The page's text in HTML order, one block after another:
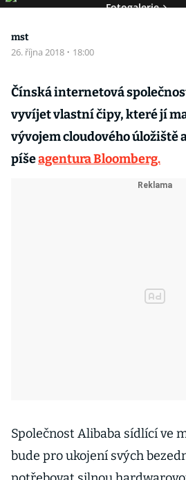
Fotogalerie
mst
26. října 2018 · 18:00
Čínská internetová
vyvíjet vlastní čipy, které jí
vývojem cloudového úložiště
píšeagentura Bloomberg.
Společnost Alibaba sídlící ve
bude pro ukojení svých